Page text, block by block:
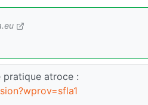
pratique atroce :